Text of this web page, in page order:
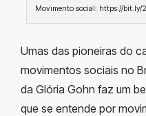
Movimento social: https://bit.ly/
Umas das pioneiras do
movimentos sociais no
da Glória Gohn faz um
que se entende por